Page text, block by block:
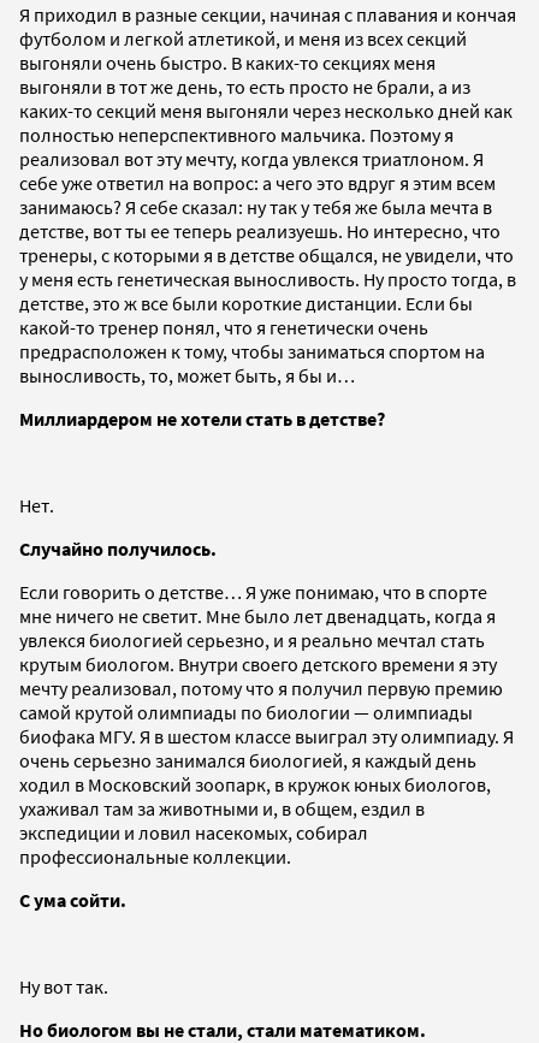
Я приходил в разные секции, начиная с плавания и кончая
футболом и легкой атлетикой, и меня из всех секций
выгоняли очень быстро. В каких-то секциях меня
выгоняли в тот же день, то есть просто не брали, а из
каких-то секций меня выгоняли через несколько дней как
полностью неперспективного мальчика. Поэтому я
реализовал вот эту мечту, когда увлекся триатлоном. Я
себе уже ответил на вопрос: а чего это вдруг я этим всем
занимаюсь? Я себе сказал: ну так у тебя же была мечта в
детстве, вот ты ее теперь реализуешь. Но интересно, что
тренеры, с которыми я в детстве общался, не увидели, что
у меня есть генетическая выносливость. Ну просто тогда, в
детстве, это ж все были короткие дистанции. Если бы
какой-то тренер понял, что я генетически очень
предрасположен к тому, чтобы заниматься спортом на
выносливость, то, может быть, я бы и…
Миллиардером не хотели стать в детстве?
Нет.
Случайно получилось.
Если говорить о детстве… Я уже понимаю, что в спорте
мне ничего не светит. Мне было лет двенадцать, когда я
увлекся биологией серьезно, и я реально мечтал стать
крутым биологом. Внутри своего детского времени я эту
мечту реализовал, потому что я получил первую премию
самой крутой олимпиады по биологии — олимпиады
биофака МГУ. Я в шестом классе выиграл эту олимпиаду. Я
очень серьезно занимался биологией, я каждый день
ходил в Московский зоопарк, в кружок юных биологов,
ухаживал там за животными и, в общем, ездил в
экспедиции и ловил насекомых, собирал
профессиональные коллекции.
С ума сойти.
Ну вот так.
Но биологом вы не стали, стали математиком.